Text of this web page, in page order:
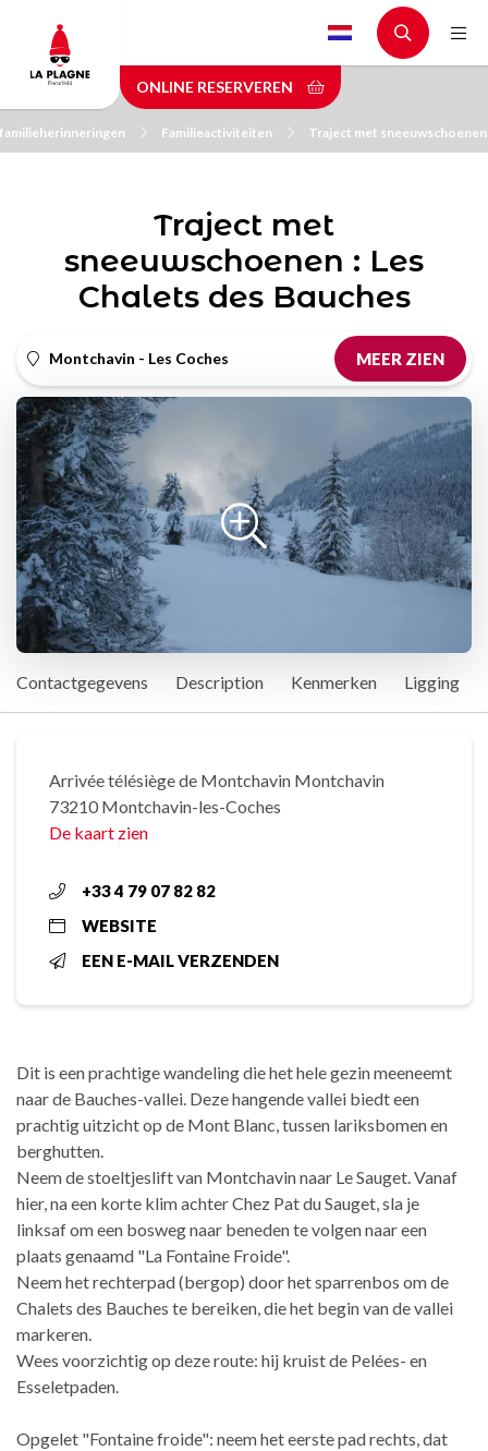
main
content
ONLINE RESERVEREN
Familieactiviteiten Traject met sneeuwschoenen
Traject met
sneeuwschoenen : Les
Chalets des Bauches
Montchavin - Les Coches MEER ZIEN
Contactgegevens Description Kenmerken Ligging
Arrivée télésiège de Montchavin Montchavin
73210 Montchavin-les-Coches
De kaart zien
+33 4 79 07 82 82
WEBSITE
EEN E-MAIL VERZENDEN
Dit is een prachtige wandeling die het hele gezin meeneemt
naar de Bauches-vallei. Deze hangende vallei biedt een
prachtig uitzicht op de Mont Blanc, tussen lariksbomen en
berghutten.
Neem de stoeltjeslift van Montchavin naar Le Sauget. Vanaf
hier, na een korte klim achter Chez Pat du Sauget, sla je
linksaf om een bosweg naar beneden te volgen naar een
plaats genaamd "La Fontaine Froide".
Neem het rechterpad (bergop) door het sparrenbos om de
Chalets des Bauches te bereiken, die het begin van de vallei
markeren.
Wees voorzichtig op deze route: hij kruist de Pelées- en
Esseletpaden.
Opgelet "Fontaine froide": neem het eerste pad rechts, dat